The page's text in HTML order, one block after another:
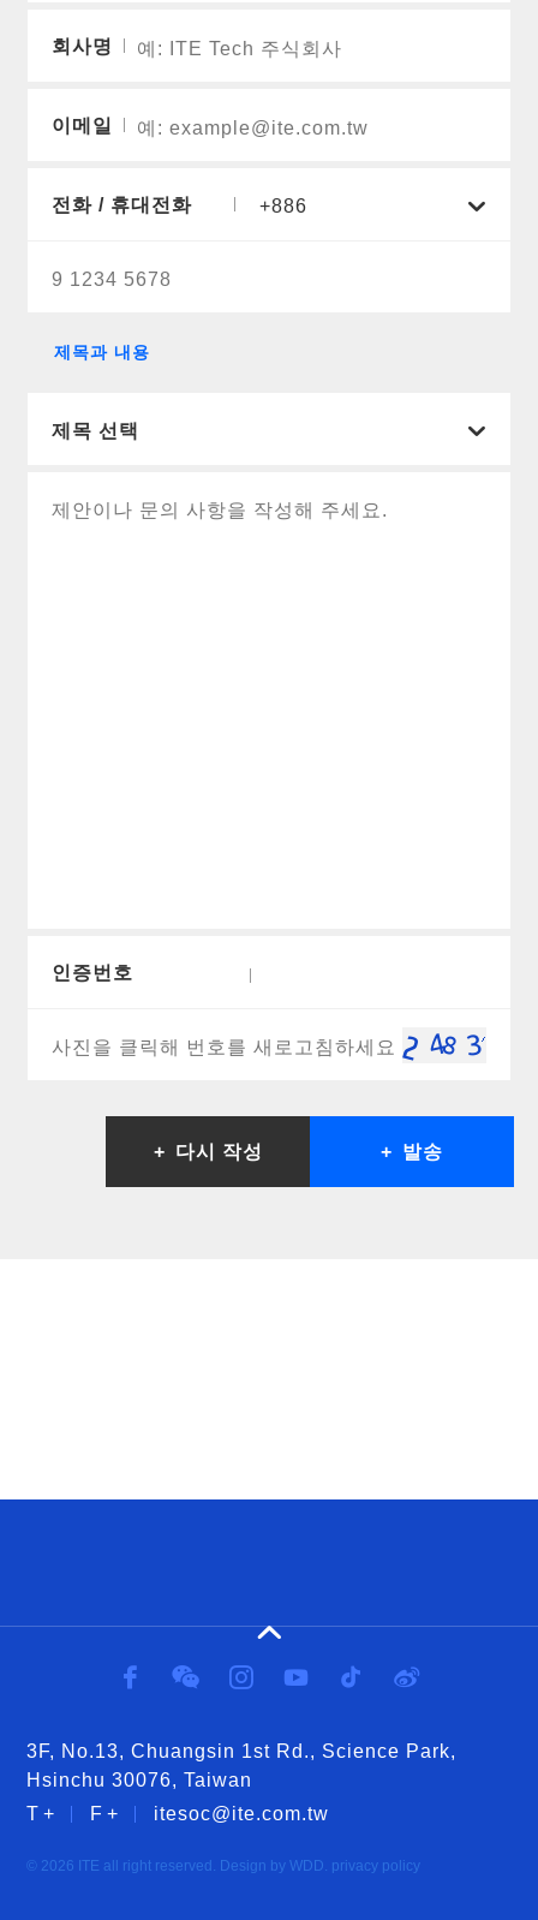
회사명
이메일
전화 / 휴대전화 +886
제목과 내용
제목 선택
인증번호
다시 작성 발송
3F, No.13, Chuangsin 1st Rd., Science Park,
Hsinchu 30076, Taiwan
itesoc@ite.com.tw
© 2026 ITE all right reserved. Design by WDD. privacy policy